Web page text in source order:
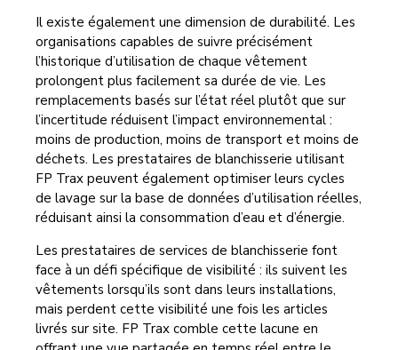
Il existe également une dimension de durabilité. Les
organisations capables de suivre précisément
l’historique d’utilisation de chaque vêtement
prolongent plus facilement sa durée de vie. Les
remplacements basés sur l’état réel plutôt que sur
l’incertitude réduisent l’impact environnemental :
moins de production, moins de transport et moins de
déchets. Les prestataires de blanchisserie utilisant
FP Trax peuvent également optimiser leurs cycles
de lavage sur la base de données d’utilisation réelles,
réduisant ainsi la consommation d’eau et d’énergie.
Les prestataires de services de blanchisserie font
face à un défi spécifique de visibilité : ils suivent les
vêtements lorsqu’ils sont dans leurs installations,
mais perdent cette visibilité une fois les articles
livrés sur site. FP Trax comble cette lacune en